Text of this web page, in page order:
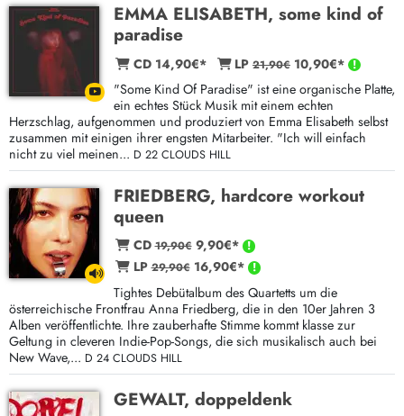
EMMA ELISABETH, some kind of
paradise
CD 14,90€* LP 21,90€ 10,90€*
"Some Kind Of Paradise" ist eine organische Platte,
ein echtes Stück Musik mit einem echten
Herzschlag, aufgenommen und produziert von Emma Elisabeth selbst
zusammen mit einigen ihrer engsten Mitarbeiter. "Ich will einfach
nicht zu viel meinen... D 22 CLOUDS HILL
FRIEDBERG, hardcore workout
queen
CD19,90€9,90€*
LP29,90€16,90€*
Tightes Debütalbum des Quartetts um die
österreichische Frontfrau Anna Friedberg, die in den 10er Jahren 3
Alben veröffentlichte. Ihre zauberhafte Stimme kommt klasse zur
Geltung in cleveren Indie-Pop-Songs, die sich musikalisch auch bei
New Wave,... D 24 CLOUDS HILL
GEWALT, doppeldenk